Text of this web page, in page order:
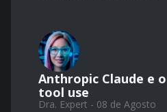
Anthropic Claude e
tool use
Dra. Expert - 08 de Agosto